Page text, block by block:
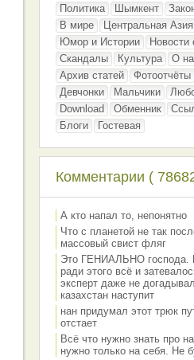
Политика
Шымкент
В мире
Центральная Азия
Юмор и Истории
Новости
Скандалы
Культура О
Архив статей
Фотоотчёты
Девчонки
Мальчики
Download
Обменник
Блоги
Гостевая
Комментарии (
А кто напал то, непонятно
Что с планетой не так
массовый свист фляг
Это ГЕНИАЛЬНО господа.
ради этого всё и
эксперт даже не
казахстан наступит
нан придумал этот трюк
отстает
Всё что нужно знать про
нужно только на себя. Не